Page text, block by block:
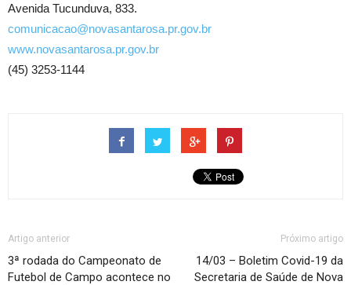
Avenida Tucunduva, 833.
comunicacao@novasantarosa.pr.gov.br
www.novasantarosa.pr.gov.br
(45) 3253-1144
Artigo anterior
3ª rodada do Campeonato de
Futebol de Campo acontece no
Próximo artigo
14/03 – Boletim Covid-19 da
Secretaria de Saúde de Nova